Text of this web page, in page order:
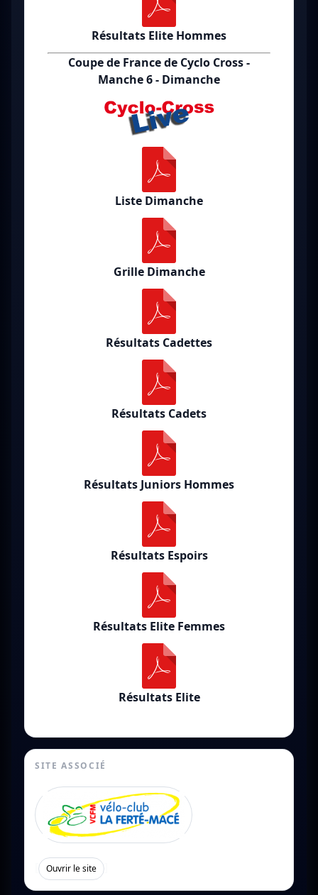
Résultats Elite Hommes
Coupe de France de Cyclo Cross -
Manche 6 - Dimanche
Liste Dimanche
Grille Dimanche
Résultats Cadettes
Résultats Cadets
Résultats Juniors Hommes
Résultats Espoirs
Résultats Elite Femmes
Résultats Elite
SITE ASSOCIÉ
Ouvrir le site